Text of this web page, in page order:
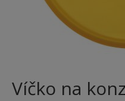
Víčko na